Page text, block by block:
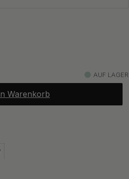
Auf Lager
AUF LAGER
Warenkorb